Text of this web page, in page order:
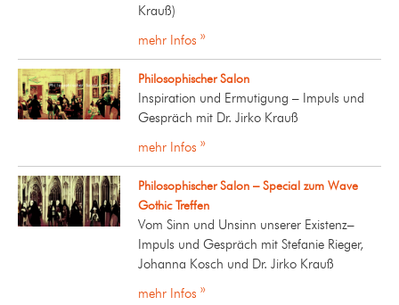
Krauß)
mehr Infos »
Philosophischer Salon
Inspiration und Ermutigung – Impuls und
Gespräch mit Dr. Jirko Krauß
mehr Infos »
Philosophischer Salon – Special zum Wave
Gothic Treffen
Vom Sinn und Unsinn unserer Existenz–
Impuls und Gespräch mit Stefanie Rieger,
Johanna Kosch und Dr. Jirko Krauß
mehr Infos »